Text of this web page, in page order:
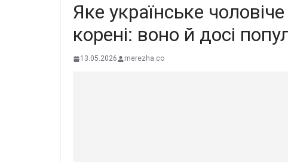
Яке українське
корені: воно й досі
13.05.2026 merezha.co